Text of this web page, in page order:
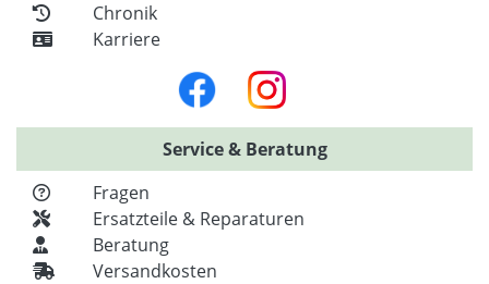
Chronik
Karriere
Service & Beratung
Fragen
Ersatzteile & Reparaturen
Beratung
Versandkosten